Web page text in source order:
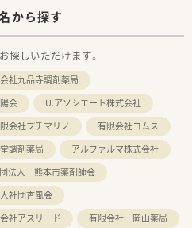
から探す
探しいただけます。
社九品寺調剤薬局
会
U.アソシエート株式会社
会社プチマリノ
有限会社コムス
調剤薬局
アルファルマ株式会社
法人 熊本市薬剤師会
社団杏風会
社アスリード
有限会社 岡山薬局